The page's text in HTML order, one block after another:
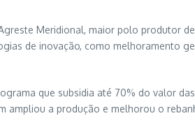
Meridional, maior polo produtor
de inovação, como melhoramento
que subsidia até 70% do valor
ampliou a produção e melhorou o